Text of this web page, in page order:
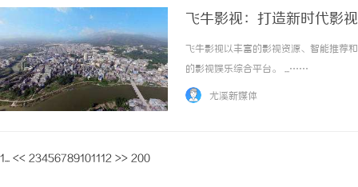
飞牛影视：打造新时代影
飞牛影视以丰富的影视资源、智能推荐
的影视娱乐综合平台。 ...……
尤溪新媒体
1... << 23456789101112 >> 200